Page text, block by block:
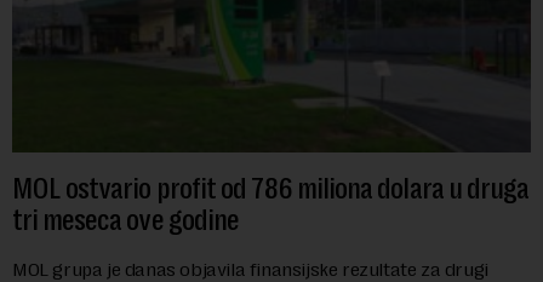
MOL ostvario profit od 786 miliona dolara u druga
tri meseca ove godine
MOL grupa je danas objavila finansijske rezultate za drugi